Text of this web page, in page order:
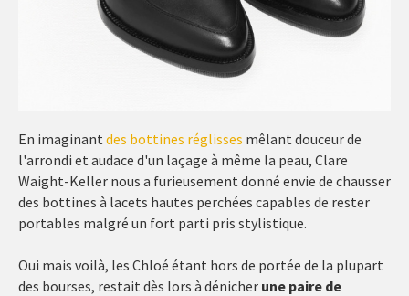
En imaginant des bottines réglisses mêlant douceur de
l'arrondi et audace d'un laçage à même la peau, Clare
Waight-Keller nous a furieusement donné envie de chausser
des bottines à lacets hautes perchées capables de rester
portables malgré un fort parti pris stylistique.
Oui mais voilà, les Chloé étant hors de portée de la plupart
des bourses, restait dès lors à dénicher une paire de